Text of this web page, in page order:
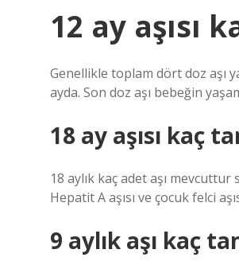
12 ay aşısı
Genellikle toplam dört doz aşı
ayda. Son doz aşı bebeğin
18 ay aşısı kaç
18 aylık kaç adet aşı mevcuttur
Hepatit A aşısı ve çocuk felci
9 aylık aşı kaç